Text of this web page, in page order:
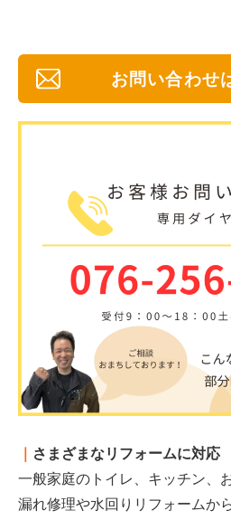
お問い合わせ
さまざまなリフォームに対応
一般家庭のトイレ、キッチン、
漏れ修理や水回りリフォームか